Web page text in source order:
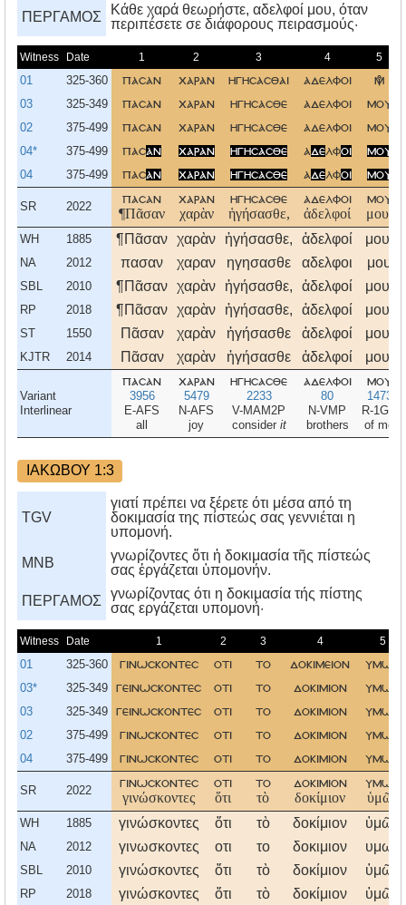
ΠΕΡΓΑΜΟΣ
Kάθε χαρά θεωρήστε, αδελφοί μου, όταν
περιπέσετε σε διάφορους πειρασμούς·
Witness Date 1 2 3 4 5
01 325-360 πασαν χαραν ηγησασθαι αδελφοι 
03 325-349 πασαν χαραν ηγησασθε αδελφοι μου
02 375-499 πασαν χαραν ηγησασθε αδελφοι μου
04* 375-499 πασαν χαραν ηγησασθε αδελφοι μου
04 375-499 πασαν χαραν ηγησασθε αδελφοι μου
SR 2022
πασαν
¶Πᾶσαν
χαραν
χαρὰν
ηγησασθε
ἡγήσασθε,
αδελφοι
ἀδελφοί
μου
μου,
WH 1885 ¶Πᾶσαν χαρὰν ἡγήσασθε, ἀδελφοί μου,
NA 2012 πασαν χαραν ηγησασθε αδελφοι μου
SBL 2010 ¶Πᾶσαν χαρὰν ἡγήσασθε, ἀδελφοί μου,
RP 2018 ¶Πᾶσαν χαρὰν ἡγήσασθε, ἀδελφοί μου,
ST 1550 Πᾶσαν χαρὰν ἡγήσασθε ἀδελφοί μου,
KJTR 2014 Πᾶσαν χαρὰν ἡγήσασθε ἀδελφοί μου,
Variant
Interlinear
πασαν
3956
E-AFS
all
χαραν
5479
N-AFS
joy
ηγησασθε
2233
V-MAM2P
consider it
αδελφοι
80
N-VMP
brothers
μου
1473
R-1GS
of me
ΙΑΚΩΒΟΥ 1:3
TGV
γιατί πρέπει να ξέρετε ότι μέσα από τη
δοκιμασία της πίστεώς σας γεννιέται η
υπομονή.
MNB
γνωρίζοντες ὅτι ἡ δοκιμασία τῆς πίστεώς
σας ἐργάζεται ὑπομονήν.
ΠΕΡΓΑΜΟΣ
γνωρίζοντας ότι η δοκιμασία τής πίστης
σας εργάζεται υπομονή·
Witness Date 1 2 3 4 5
01 325-360 γινωσκοντεσ οτι το δοκιμειον υμων
03* 325-349 γεινωσκοντεσ οτι το δοκιμιον υμων
03 325-349 γεινωσκοντεσ οτι το δοκιμιον υμων
02 375-499 γινωσκοντεσ οτι το δοκιμιον υμω
04 375-499 γινωσκοντεσ οτι το δοκιμιον υμων
SR 2022
γινωσκοντεσ
γινώσκοντες
οτι
ὅτι
το
τὸ
δοκιμιον
δοκίμιον
υμων
ὑμῶν
WH 1885 γινώσκοντες ὅτι τὸ δοκίμιον ὑμῶν
NA 2012 γινωσκοντες οτι το δοκιμιον υμων
SBL 2010 γινώσκοντες ὅτι τὸ δοκίμιον ὑμῶν
RP 2018 γινώσκοντες ὅτι τὸ δοκίμιον ὑμῶν